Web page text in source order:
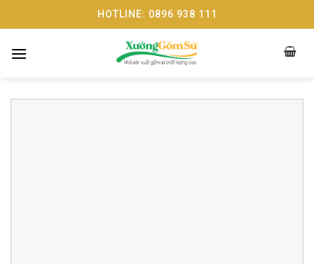
to
HOTLINE: 0896 938 111